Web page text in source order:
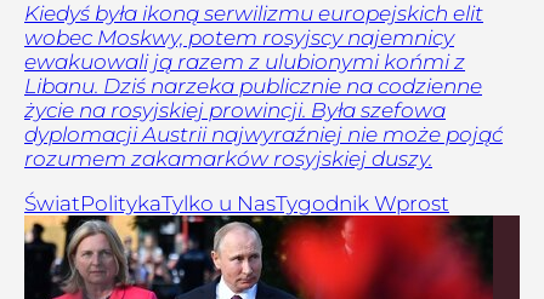
Kiedyś była ikoną serwilizmu europejskich elit
wobec Moskwy, potem rosyjscy najemnicy
ewakuowali ją razem z ulubionymi końmi z
Libanu. Dziś narzeka publicznie na codzienne
życie na rosyjskiej prowincji. Była szefowa
dyplomacji Austrii najwyraźniej nie może pojąć
rozumem zakamarków rosyjskiej duszy.
ŚwiatPolitykaTylko u NasTygodnik Wprost